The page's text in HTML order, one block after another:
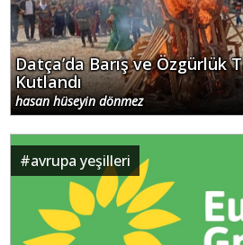
Datça’da Barış ve Özgürlük
Kutlandı
hasan hüseyin dönmez
#avrupa yeşilleri